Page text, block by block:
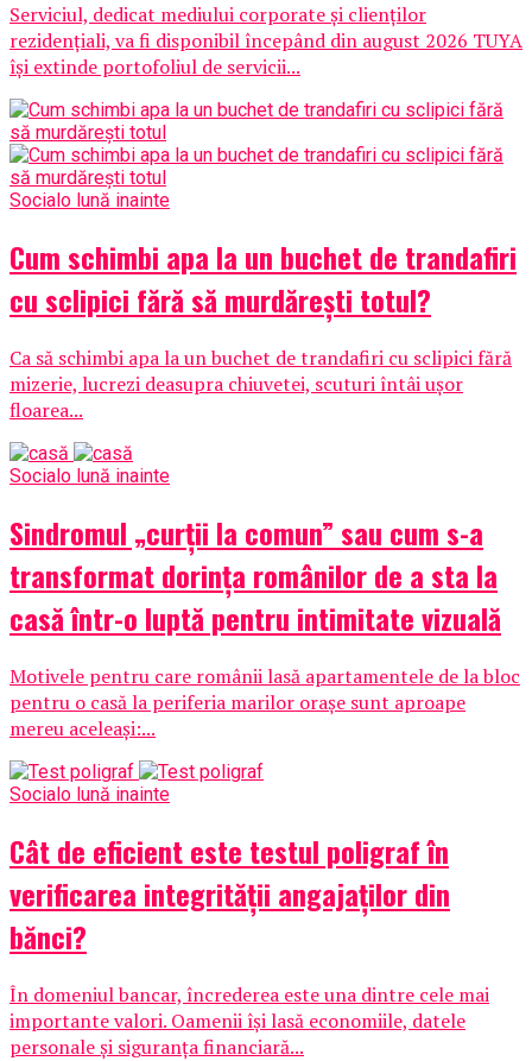
Serviciul, dedicat mediului corporate și clienților
rezidențiali, va fi disponibil începând din august 2026 TUYA
își extinde portofoliul de servicii...
Social o lună inainte
Cum schimbi apa la un buchet de trandafiri
cu sclipici fără să murdărești totul?
Ca să schimbi apa la un buchet de trandafiri cu sclipici fără
mizerie, lucrezi deasupra chiuvetei, scuturi întâi ușor
floarea...
Socialo lună inainte
Sindromul „curții la comun” sau cum s-a
transformat dorința românilor de a sta la
casă într-o luptă pentru intimitate vizuală
Motivele pentru care românii lasă apartamentele de la bloc
pentru o casă la periferia marilor orașe sunt aproape
mereu aceleași:...
Socialo lună inainte
Cât de eficient este testul poligraf în
verificarea integrității angajaților din
bănci?
În domeniul bancar, încrederea este una dintre cele mai
importante valori. Oamenii își lasă economiile, datele
personale și siguranța financiară...